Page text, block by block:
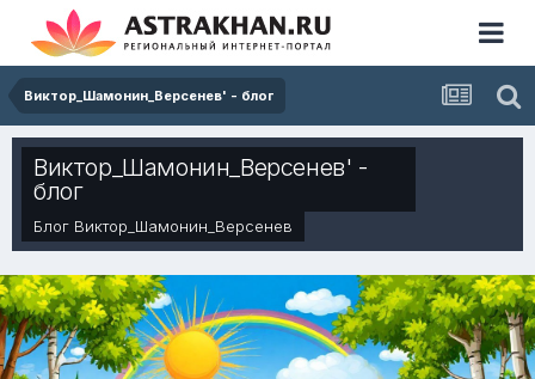
Виктор_Шамонин_Версенев' - блог
Виктор_Шамонин_Версенев' -
блог
Блог Виктор_Шамонин_Версенев